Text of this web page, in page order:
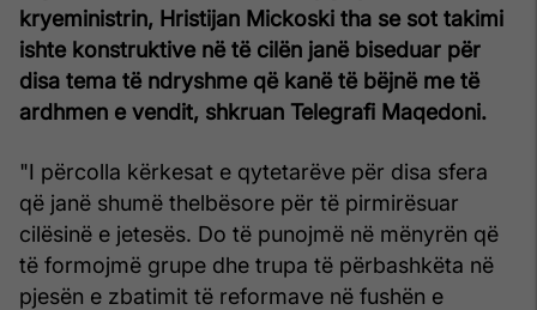
kryeministrin, Hristijan Mickoski tha se sot takimi
ishte konstruktive në të cilën janë biseduar për
disa tema të ndryshme që kanë të bëjnë me të
ardhmen e vendit, shkruan Telegrafi Maqedoni.
"I përcolla kërkesat e qytetarëve për disa sfera
që janë shumë thelbësore për të pirmirësuar
cilësinë e jetesës. Do të punojmë në mënyrën që
të formojmë grupe dhe trupa të përbashkëta në
pjesën e zbatimit të reformave në fushën e